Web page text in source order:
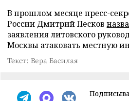
В прошлом месяце пресс-
России Дмитрий Песков
заявления литовского
Москвы атаковать местную
Текст: Вера Басилая